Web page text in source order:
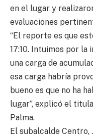
en el lugar y
evaluaciones
“El reporte es que
17:10. Intuimos por la
una carga de
esa carga habría
bueno es que no ha
lugar”, explicó el
Palma.
El subalcalde Centro,